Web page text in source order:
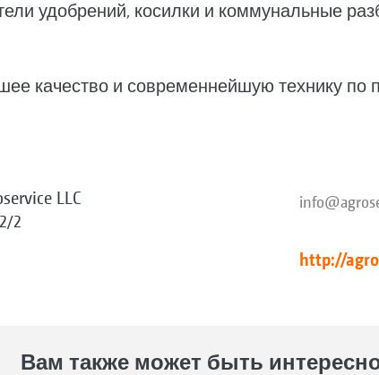
удобрений, косилки и коммунальные
качество и современнейшую технику по
LLC
2
http://
Вам также может быть